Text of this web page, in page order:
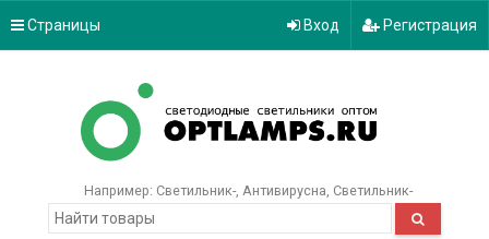
Страницы Вход Регистрация
Например: Светильник- Антивирусна Светильник-